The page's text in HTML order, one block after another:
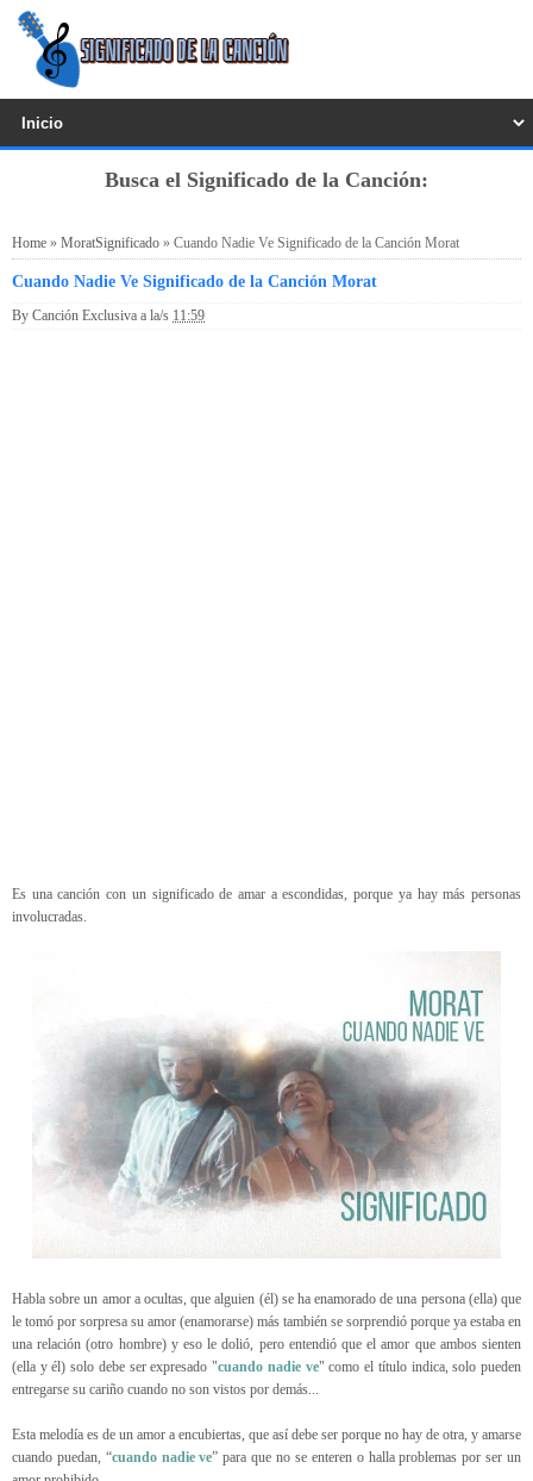
Busca el Significado de la Canción:
Home » MoratSignificado » Cuando Nadie Ve Significado de la Canción Morat
Cuando Nadie Ve Significado de la Canción Morat
By Canción Exclusiva a la/s 11:59
Es una canción con un significado de amar a escondidas, porque ya hay más personas
involucradas.
Habla sobre un amor a ocultas, que alguien (él) se ha enamorado de una persona (ella) que
le tomó por sorpresa su amor (enamorarse) más también se sorprendió porque ya estaba en
una relación (otro hombre) y eso le dolió, pero entendió que el amor que ambos sienten
(ella y él) solo debe ser expresado "cuando nadie ve" como el título indica, solo pueden
entregarse su cariño cuando no son vistos por demás...
Esta melodía es de un amor a encubiertas, que así debe ser porque no hay de otra, y amarse
cuando puedan, “cuando nadie ve” para que no se enteren o halla problemas por ser un